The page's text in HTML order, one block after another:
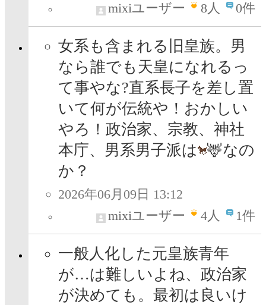
mixiユーザー
8人 0件
女系も含まれる旧皇族。男
なら誰でも天皇になれるっ
て事やな?直系長子を差し置
いて何が伝統や！おかしい
やろ！政治家、宗教、神社
本庁、男系男子派は
🦌なの
か？
2026年06月09日 13:12
mixiユーザー
4人 1件
一般人化した元皇族青年
が…は難しいよね、政治家
が決めても。最初は良いけ